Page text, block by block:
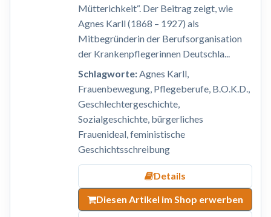
Mütterichkeit“. Der Beitrag zeigt, wie
Agnes Karll (1868 – 1927) als
Mitbegründerin der Berufsorganisation
der Krankenpflegerinnen Deutschla...
Schlagworte:Agnes Karll,
Frauenbewegung, Pflegeberufe, B.O.K.D.,
Geschlechtergeschichte,
Sozialgeschichte, bürgerliches
Frauenideal, feministische
Geschichtsschreibung
Details
Diesen Artikel im Shop erwerben